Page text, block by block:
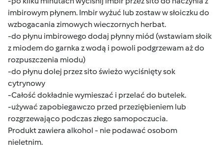
imbirowym płynem. Imbir wyżuć lub zostaw w słoiczku do
wzbogacania zimowych wieczornych herbat.
-do płynu imbirowego dodaj płynny miód (wstawiam słoik
z miodem do garnka z wodą i powoli podgrzewam aż do
rozpuszczenia miodu)
-do płynu dolej przez sito świeżo wyciśnięty sok
cytrynowy
-Całość dokładnie wymieszać i przelać do butelek.
-używać zapobiegawczo przed przeziębieniem lub
rozgrzewająco podczas złego samopoczucia.
Produkt zawiera alkohol - nie podawać osobom
nieletnim.